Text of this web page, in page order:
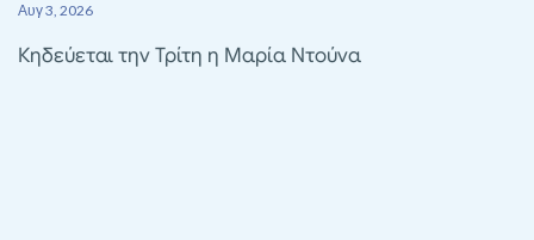
Αυγ 3, 2026
Κηδεύεται την Τρίτη η Μαρία Ντούνα